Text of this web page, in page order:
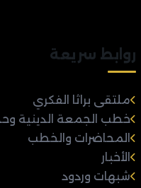
روابط سريعة
ملتقى براثا الفكري
خطب الجمعة الدينية
المحاضرات والخطب
الأخبار
شبهات وردود